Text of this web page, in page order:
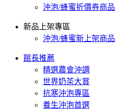
沖泡/蜂蜜折價券商品
新品上架專區
沖泡/蜂蜜新上架商品
館長推薦
精選農會沖調
世界奶茶大賞
抗寒沖泡專區
養生沖泡首選